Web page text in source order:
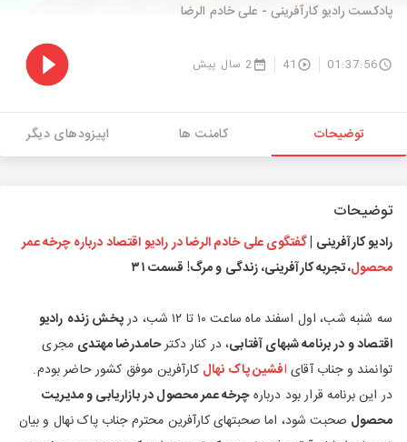
پادکست رادیو کارآفرینی - علی خادم الرضا
01:37:56
41 2 سال پیش
توضیحات کامنت ها اپیزودهای دیگر
توضیحات
رادیو کارآفرینی |گفتگوی علی خادم الرضا در رادیو اقتصاد درباره چرخه عمر
محصول، تجربه کارآفرینی، زندگی و مرگ! قسمت ۳۱
سه شنبه شب، اول اسفند ماه ساعت ۱۰ تا ۱۲ شب، در پخش زنده رادیو
اقتصاد و در برنامه شبهای آفتابی، در کنار دکترحامدرضا مهتدی مجری
توانمند و جناب آقای افشین پاک نهال کارآفرین موفق کشور حاضر بودم.
در این برنامه قرار بود دربارهچرخه عمر محصول در بازاریابی و مدیریت
محصول صحبت شود، اما صحبتهای کارآفرین محترم جناب پاک نهال و بیان